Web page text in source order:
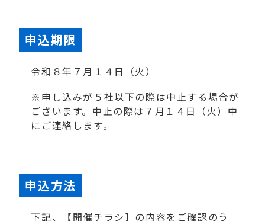
申込期限
令和８年７月１４日（火）
※申し込みが５社以下の際は中止する場合が
ございます。中止の際は７月１４日（火）中
にご連絡します。
申込方法
下記、【開催チラシ】の内容をご確認のう